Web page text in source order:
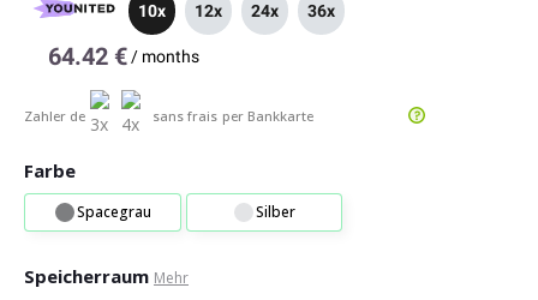
10x 12x 24x 36x
64.42 € / months
Zahler de sans frais per Bankkarte
Farbe
Spacegrau Silber
Speicherraum Mehr